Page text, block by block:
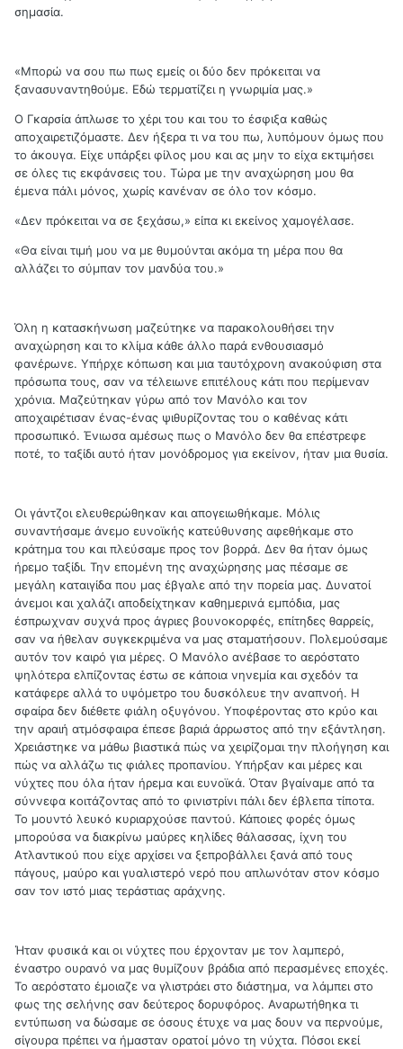
σημασία.
«Μπορώ να σου πω πως εμείς οι δύο δεν πρόκειται να
ξανασυναντηθούμε. Εδώ τερματίζει η γνωριμία μας.»
Ο Γκαρσία άπλωσε το χέρι του και του το έσφιξα καθώς
αποχαιρετιζόμαστε. Δεν ήξερα τι να του πω, λυπόμουν όμως που
το άκουγα. Είχε υπάρξει φίλος μου και ας μην το είχα εκτιμήσει
σε όλες τις εκφάνσεις του. Τώρα με την αναχώρηση μου θα
έμενα πάλι μόνος, χωρίς κανέναν σε όλο τον κόσμο.
«Δεν πρόκειται να σε ξεχάσω,» είπα κι εκείνος χαμογέλασε.
«Θα είναι τιμή μου να με θυμούνται ακόμα τη μέρα που θα
αλλάζει το σύμπαν τον μανδύα του.»
Όλη η κατασκήνωση μαζεύτηκε να παρακολουθήσει την
αναχώρηση και το κλίμα κάθε άλλο παρά ενθουσιασμό
φανέρωνε. Υπήρχε κόπωση και μια ταυτόχρονη ανακούφιση στα
πρόσωπα τους, σαν να τέλειωνε επιτέλους κάτι που περίμεναν
χρόνια. Μαζεύτηκαν γύρω από τον Μανόλο και τον
αποχαιρέτισαν ένας-ένας ψιθυρίζοντας του ο καθένας κάτι
προσωπικό. Ένιωσα αμέσως πως ο Μανόλο δεν θα επέστρεφε
ποτέ, το ταξίδι αυτό ήταν μονόδρομος για εκείνον, ήταν μια θυσία.
Οι γάντζοι ελευθερώθηκαν και απογειωθήκαμε. Μόλις
συναντήσαμε άνεμο ευνοϊκής κατεύθυνσης αφεθήκαμε στο
κράτημα του και πλεύσαμε προς τον βορρά. Δεν θα ήταν όμως
ήρεμο ταξίδι. Την επομένη της αναχώρησης μας πέσαμε σε
μεγάλη καταιγίδα που μας έβγαλε από την πορεία μας. Δυνατοί
άνεμοι και χαλάζι αποδείχτηκαν καθημερινά εμπόδια, μας
έσπρωχναν συχνά προς άγριες βουνοκορφές, επίτηδες θαρρείς,
σαν να ήθελαν συγκεκριμένα να μας σταματήσουν. Πολεμούσαμε
αυτόν τον καιρό για μέρες. Ο Μανόλο ανέβασε το αερόστατο
ψηλότερα ελπίζοντας έστω σε κάποια νηνεμία και σχεδόν τα
κατάφερε αλλά το υψόμετρο του δυσκόλευε την αναπνοή. Η
σφαίρα δεν διέθετε φιάλη οξυγόνου. Υποφέροντας στο κρύο και
την αραιή ατμόσφαιρα έπεσε βαριά άρρωστος από την εξάντληση.
Χρειάστηκε να μάθω βιαστικά πώς να χειρίζομαι την πλοήγηση και
πώς να αλλάζω τις φιάλες προπανίου. Υπήρξαν και μέρες και
νύχτες που όλα ήταν ήρεμα και ευνοϊκά. Όταν βγαίναμε από τα
σύννεφα κοιτάζοντας από το φινιστρίνι πάλι δεν έβλεπα τίποτα.
Το μουντό λευκό κυριαρχούσε παντού. Κάποιες φορές όμως
μπορούσα να διακρίνω μαύρες κηλίδες θάλασσας, ίχνη του
Ατλαντικού που είχε αρχίσει να ξεπροβάλλει ξανά από τους
πάγους, μαύρο και γυαλιστερό νερό που απλωνόταν στον κόσμο
σαν τον ιστό μιας τεράστιας αράχνης.
Ήταν φυσικά και οι νύχτες που έρχονταν με τον λαμπερό,
έναστρο ουρανό να μας θυμίζουν βράδια από περασμένες εποχές.
Το αερόστατο έμοιαζε να γλιστράει στο διάστημα, να λάμπει στο
φως της σελήνης σαν δεύτερος δορυφόρος. Αναρωτήθηκα τι
εντύπωση να δώσαμε σε όσους έτυχε να μας δουν να περνούμε,
σίγουρα πρέπει να ήμασταν ορατοί μόνο τη νύχτα. Πόσοι εκεί